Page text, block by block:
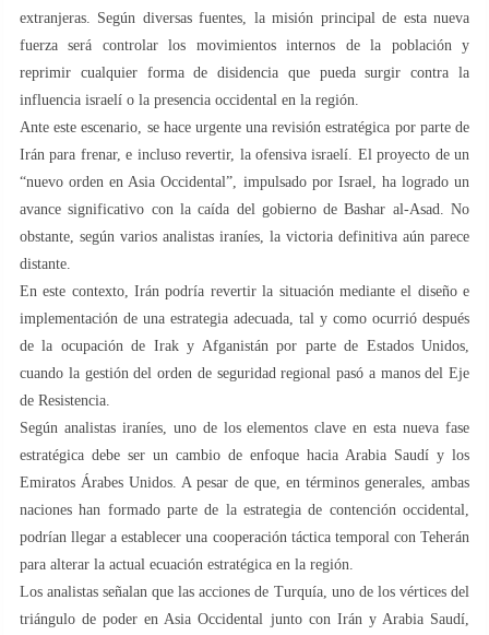
extranjeras. Según diversas fuentes, la misión principal de esta nueva
fuerza será controlar los movimientos internos de la población y
reprimir cualquier forma de disidencia que pueda surgir contra la
influencia israelí o la presencia occidental en la región.
Ante este escenario, se hace urgente una revisión estratégica por parte de
Irán para frenar, e incluso revertir, la ofensiva israelí. El proyecto de un
“nuevo orden en Asia Occidental”, impulsado por Israel, ha logrado un
avance significativo con la caída del gobierno de Bashar al-Asad. No
obstante, según varios analistas iraníes, la victoria definitiva aún parece
distante.
En este contexto, Irán podría revertir la situación mediante el diseño e
implementación de una estrategia adecuada, tal y como ocurrió después
de la ocupación de Irak y Afganistán por parte de Estados Unidos,
cuando la gestión del orden de seguridad regional pasó a manos del Eje
de Resistencia.
Según analistas iraníes, uno de los elementos clave en esta nueva fase
estratégica debe ser un cambio de enfoque hacia Arabia Saudí y los
Emiratos Árabes Unidos. A pesar de que, en términos generales, ambas
naciones han formado parte de la estrategia de contención occidental,
podrían llegar a establecer una cooperación táctica temporal con Teherán
para alterar la actual ecuación estratégica en la región.
Los analistas señalan que las acciones de Turquía, uno de los vértices del
triángulo de poder en Asia Occidental junto con Irán y Arabia Saudí,